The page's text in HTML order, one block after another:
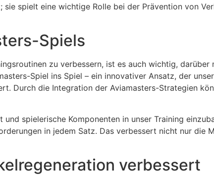
spielt eine wichtige Rolle bei der Prävention von
Spiels
zu verbessern, ist es auch wichtig,
Spiel ins Spiel – ein innovativer Ansatz, der
Durch die Integration der Aviamasters-Strategien
spielerische Komponenten in unser Training
in jedem Satz. Das verbessert nicht nur die
verbessert